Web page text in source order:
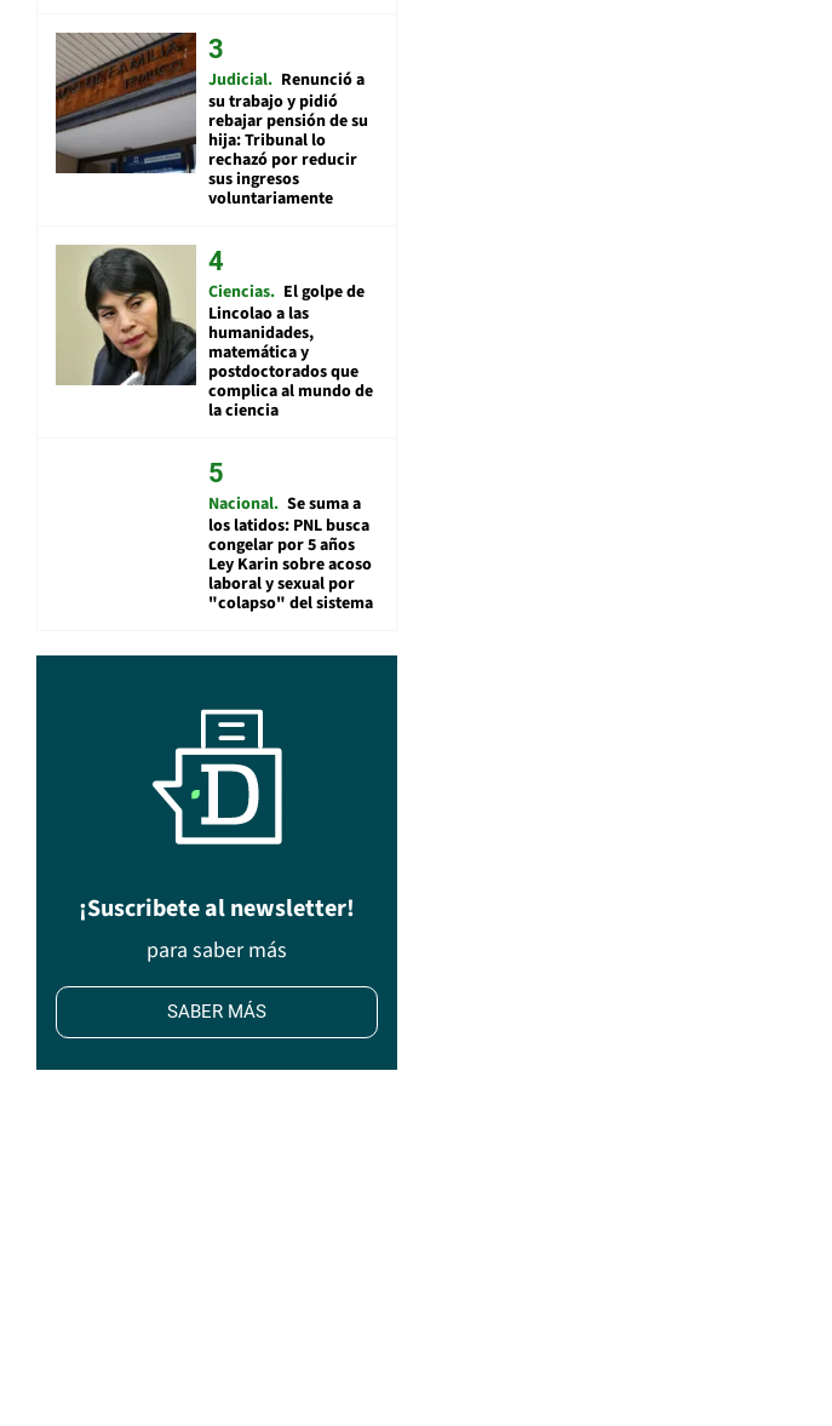
Judicial Renunció a
su trabajo y pidió
rebajar pensión de su
hija: Tribunal lo
rechazó por reducir
sus ingresos
voluntariamente
Ciencias El golpe de
Lincolao a las
humanidades,
matemática y
postdoctorados que
complica al mundo de
la ciencia
Nacional Se suma a
los latidos: PNL busca
congelar por 5 años
Ley Karin sobre acoso
laboral y sexual por
"colapso" del sistema
¡Suscribete al newsletter!
para saber más
SABER MÁS